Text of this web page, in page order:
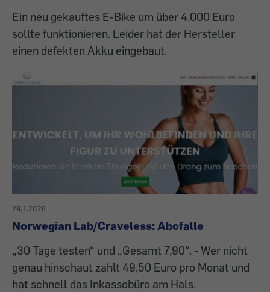
Ein neu gekauftes E-Bike um über 4.000 Euro
sollte funktionieren. Leider hat der Hersteller
einen defekten Akku eingebaut.
29.1.2026
Norwegian Lab/Craveless: Abofalle
„30 Tage testen“ und „Gesamt 7,90“. - Wer nicht
genau hinschaut zahlt 49,50 Euro pro Monat und
hat schnell das Inkassobüro am Hals.